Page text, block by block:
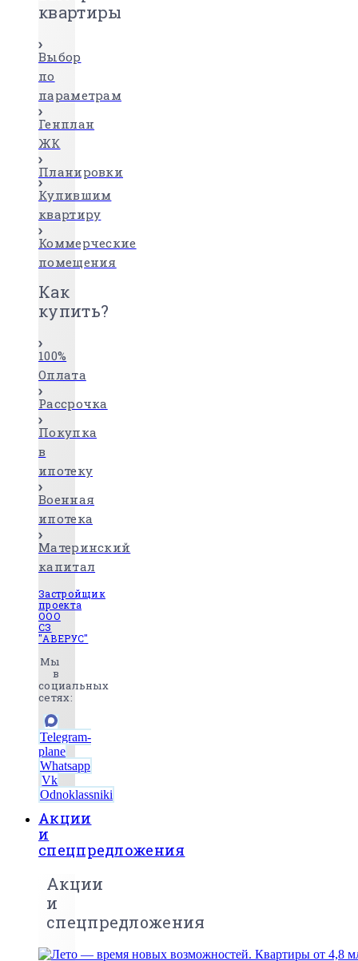
квартиры
Выбор
по
параметрам
Генплан
ЖК
Планировки
Купившим
квартиру
Коммерческие
помещения
Как
купить?
100%
Оплата
Рассрочка
Покупка
в
ипотеку
Военная
ипотека
Материнский
капитал
Застройщик
проекта
ООО
СЗ
"АВЕРУС"
Мы
в
социальных
сетях:
Telegram-
plane
Whatsapp
Vk
Odnoklassniki
Акции
и
спецпредложения
Акции
и
спецпредложения